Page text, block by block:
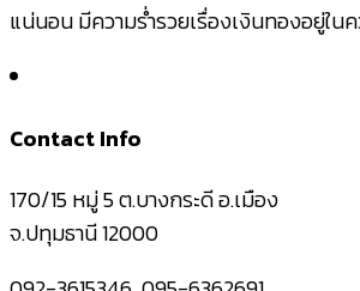
แน่นอน มีความร่ำรวยเรื่องเงินทองอยู่ใน
Contact Info
170/15 หมู่ 5 ต.บางกระดี อ.เมือง
จ.ปทุมธานี 12000